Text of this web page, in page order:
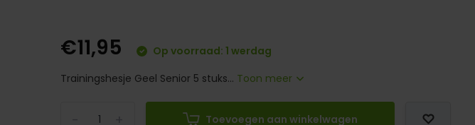
€11,95
Op voorraad: 1 werdag
Trainingshesje Geel Senior 5 stuks... Toon meer
Toevoegen aan winkelwagen